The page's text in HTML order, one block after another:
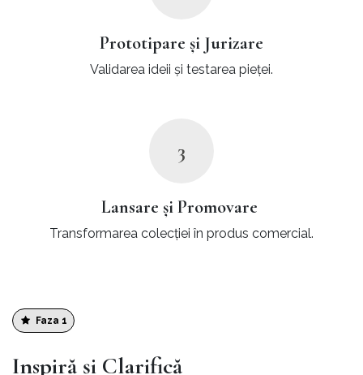
Prototipare și Jurizare
Validarea ideii și testarea pieței.
3
Lansare și Promovare
Transformarea colecției în produs comercial.
Faza 1
Inspiră și Clarifică